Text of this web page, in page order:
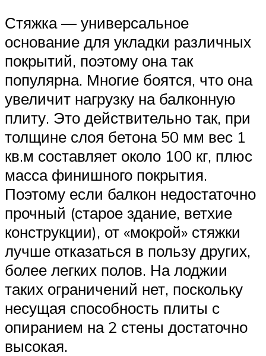
Стяжка — универсальное
основание для укладки различных
покрытий, поэтому она так
популярна. Многие боятся, что она
увеличит нагрузку на балконную
плиту. Это действительно так, при
толщине слоя бетона 50 мм вес 1
кв.м составляет около 100 кг, плюс
масса финишного покрытия.
Поэтому если балкон недостаточно
прочный (старое здание, ветхие
конструкции), от «мокрой» стяжки
лучше отказаться в пользу других,
более легких полов. На лоджии
таких ограничений нет, поскольку
несущая способность плиты с
опиранием на 2 стены достаточно
высокая.